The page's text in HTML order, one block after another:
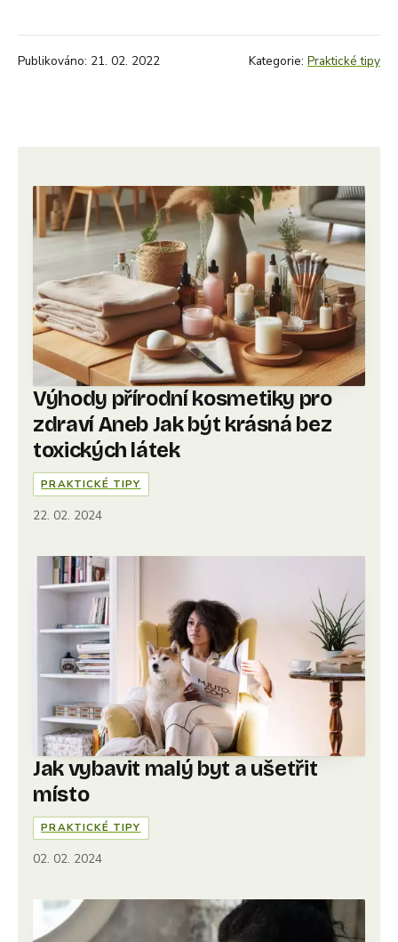
Publikováno: 21. 02. 2022 Kategorie: Praktické tipy
Výhody přírodní kosmetiky pro
zdraví Aneb Jak být krásná bez
toxických látek
PRAKTICKÉ TIPY
22. 02. 2024
Jak vybavit malý byt a ušetřit
místo
PRAKTICKÉ TIPY
02. 02. 2024